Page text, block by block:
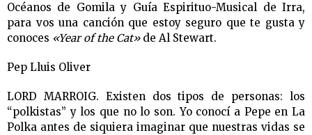
Océanos de Gomila y Guía Espirituo-Musical de Irra,
para vos una canción que estoy seguro que te gusta y
conoces «Year of the Cat»de Al Stewart.
Pep Lluis Oliver
LORD MARROIG. Existen dos tipos de personas: los
“polkistas” y los que no lo son. Yo conocí a Pepe en La
Polka antes de siquiera imaginar que nuestras vidas se